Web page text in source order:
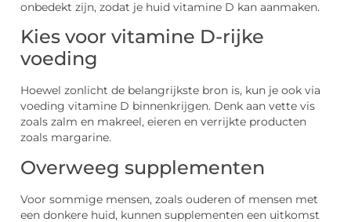
onbedekt zijn, zodat je huid vitamine D kan aanmaken.
Kies voor vitamine D-rijke
voeding
Hoewel zonlicht de belangrijkste bron is, kun je ook via
voeding vitamine D binnenkrijgen. Denk aan vette vis
zoals zalm en makreel, eieren en verrijkte producten
zoals margarine.
Overweeg supplementen
Voor sommige mensen, zoals ouderen of mensen met
een donkere huid, kunnen supplementen een uitkomst